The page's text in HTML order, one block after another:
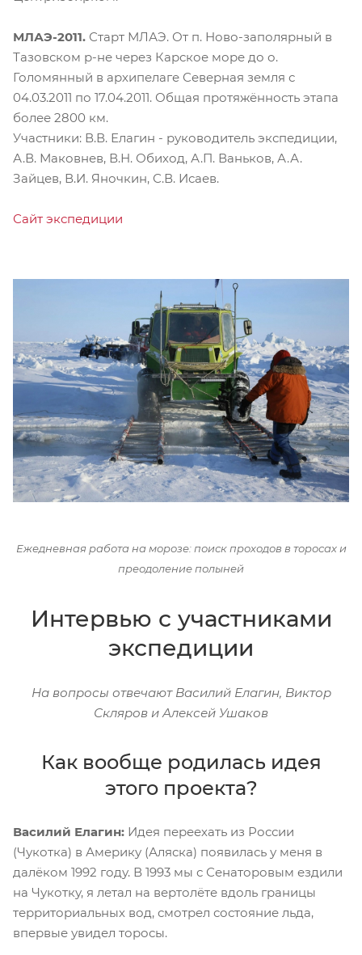
МЛАЭ-2011. Старт МЛАЭ. От п. Ново-заполярный в
Тазовском р-не через Карское море до о.
Голомянный в архипелаге Северная земля с
04.03.2011 по 17.04.2011. Общая протяжённость этапа
более 2800 км.
Участники: В.В. Елагин - руководитель экспедиции,
А.В. Маковнев, В.Н. Обиход, А.П. Ваньков, А.А.
Зайцев, В.И. Яночкин, С.В. Исаев.
Сайт экспедиции
Ежедневная работа на морозе: поиск проходов в торосах и
преодоление полыней
Интервью с участниками
экспедиции
На вопросы отвечают Василий Елагин, Виктор
Скляров и Алексей Ушаков
Как вообще родилась идея
этого проекта?
Василий Елагин: Идея переехать из России
(Чукотка) в Америку (Аляска) появилась у меня в
далёком 1992 году. В 1993 мы с Сенаторовым ездили
на Чукотку, я летал на вертолёте вдоль границы
территориальных вод, смотрел состояние льда,
впервые увидел торосы.